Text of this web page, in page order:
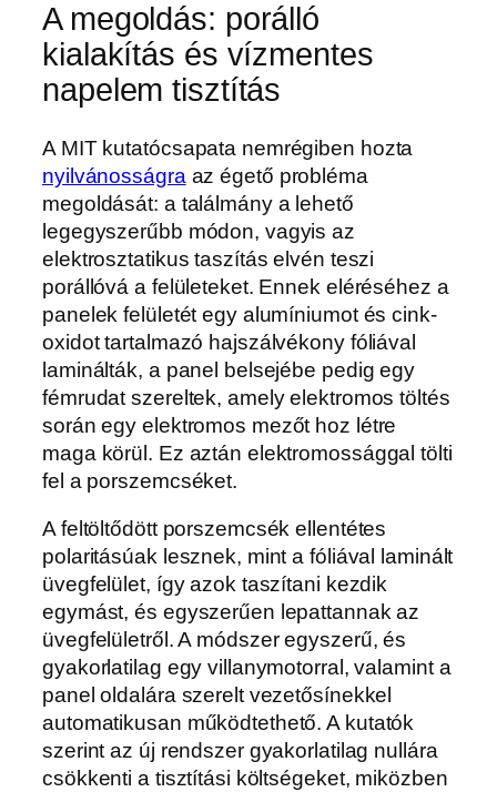
A megoldás: porálló
kialakítás és vízmentes
napelem tisztítás
A MIT kutatócsapata nemrégiben hozta
nyilvánosságra az égető probléma
megoldását: a találmány a lehető
legegyszerűbb módon, vagyis az
elektrosztatikus taszítás elvén teszi
porállóvá a felületeket. Ennek eléréséhez a
panelek felületét egy alumíniumot és cink-
oxidot tartalmazó hajszálvékony fóliával
laminálták, a panel belsejébe pedig egy
fémrudat szereltek, amely elektromos töltés
során egy elektromos mezőt hoz létre
maga körül. Ez aztán elektromossággal tölti
fel a porszemcséket.
A feltöltődött porszemcsék ellentétes
polaritásúak lesznek, mint a fóliával laminált
üvegfelület, így azok taszítani kezdik
egymást, és egyszerűen lepattannak az
üvegfelületről. A módszer egyszerű, és
gyakorlatilag egy villanymotorral, valamint a
panel oldalára szerelt vezetősínekkel
automatikusan működtethető. A kutatók
szerint az új rendszer gyakorlatilag nullára
csökkenti a tisztítási költségeket, miközben